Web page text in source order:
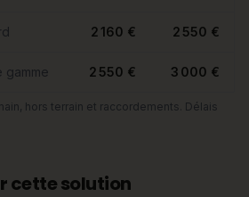
2 160 € 2 550 €
gamme 2 550 € 3 000 €
hors terrain et raccordements. Délais
cette solution